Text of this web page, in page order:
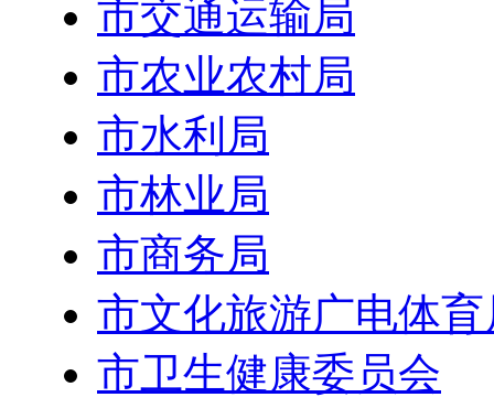
市交通运输局
市农业农村局
市水利局
市林业局
市商务局
市文化旅游广电体育
市卫生健康委员会